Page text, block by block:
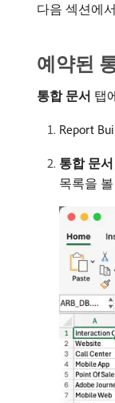
다음 섹션에
예약된
통합 문서 탭
Report
통합 문서
목록을